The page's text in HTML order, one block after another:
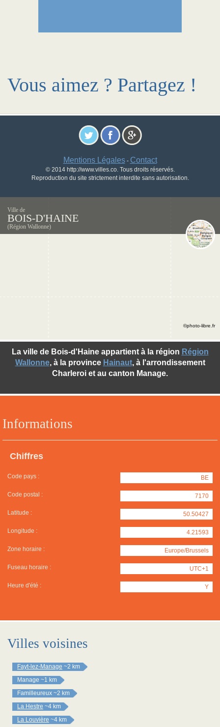
Vous aimez ? Partagez !
Mentions Légales- Contact
© 2014 http://www.villes.co. Tous droits réservés.
Reproduction du site strictement interdite sans autorisation.
Ville de
BOIS-D'HAINE
(Région Wallonne)
Informations
Chiffres
Code pays : BE
Code postal : 7170
Latitude : 50.50427
Longitude : 4.21593
Zone horaire : Europe/Brussels
Fuseau horaire : UTC+1
Heure d'été : Y
La ville de Bois-d'Haine appartient à la région Région
Wallonne, à la province Hainaut, à l'arrondissement
Charleroi et au canton Manage.
©photo-libre.fr
Villes voisines
Fayt-lez-Manage ~2 km
Manage ~1 km
Familleureux ~2 km
La Hestre ~4 km
La Louvière ~4 km